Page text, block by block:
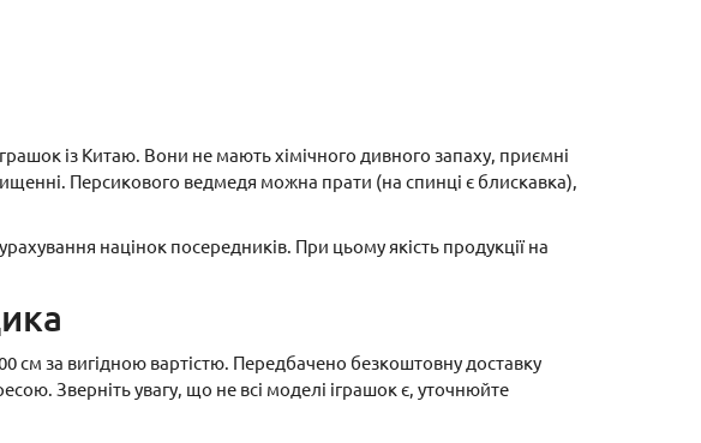
із Китаю. Вони не мають хімічного дивного запаху, приємні
Персикового ведмедя можна прати (на спинці є блискавка),
націнок посередників. При цьому якість продукції на
см за вигідною вартістю. Передбачено безкоштовну доставку
Зверніть увагу, що не всі моделі іграшок є, уточнюйте